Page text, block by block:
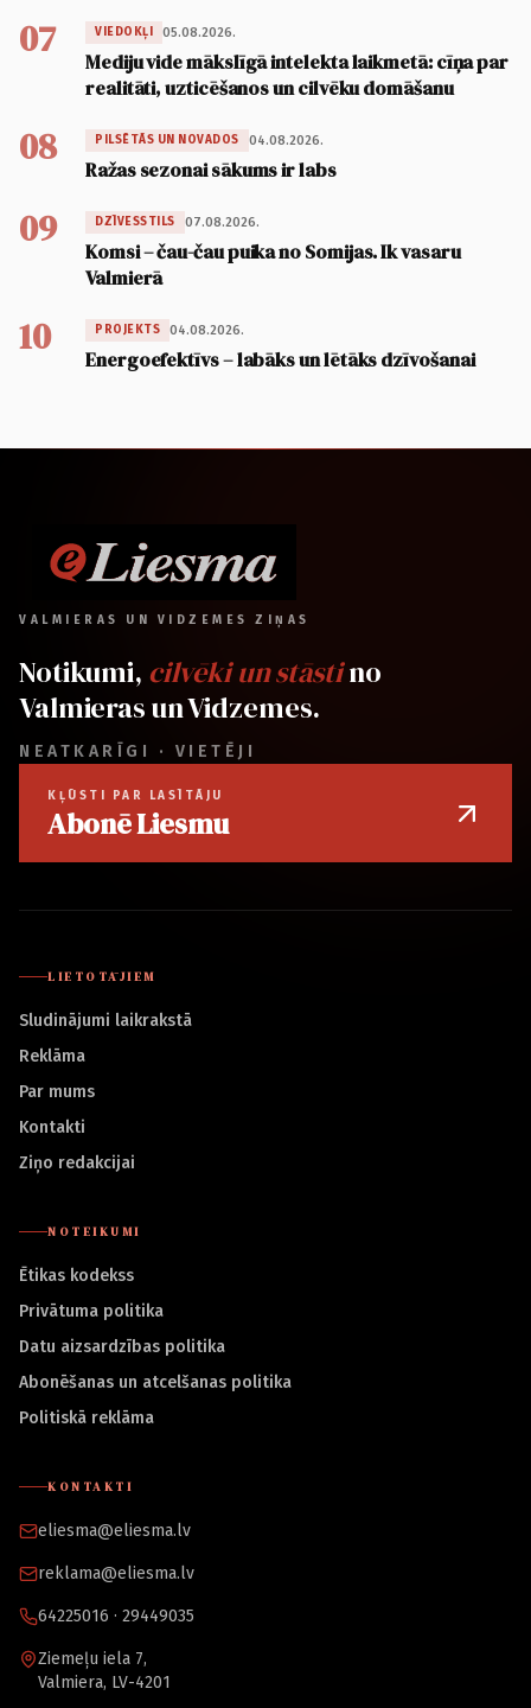
07 VIEDOKĻI 05.08.2026.
Mediju vide mākslīgā intelekta laikmetā: cīņa par
realitāti, uzticēšanos un cilvēku domāšanu
08 PILSĒTĀS UN NOVADOS 04.08.2026.
Ražas sezonai sākums ir labs
09 DZĪVESSTILS 07.08.2026.
Komsi – čau-čau puika no Somijas. Ik vasaru
Valmierā
10 PROJEKTS 04.08.2026.
Energoefektīvs – labāks un lētāks dzīvošanai
VALMIERAS UN VIDZEMES ZIŅAS
Notikumi, cilvēki un stāstino
Valmieras un Vidzemes.
NEATKARĪGI · VIETĒJI
KĻŪSTI PAR LASĪTĀJU
Abonē Liesmu
LIETOTĀJIEM
Sludinājumi laikrakstā
Reklāma
Par mums
Kontakti
Ziņo redakcijai
NOTEIKUMI
Ētikas kodekss
Privātuma politika
Datu aizsardzības politika
Abonēšanas un atcelšanas politika
Politiskā reklāma
KONTAKTI
eliesma@eliesma.lv
reklama@eliesma.lv
64225016 · 29449035
Ziemeļu iela 7,
Valmiera, LV-4201